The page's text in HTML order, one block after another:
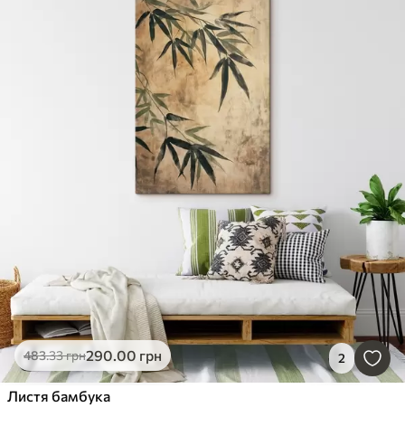
483.33грн290.00 грн 2
Листя бамбука